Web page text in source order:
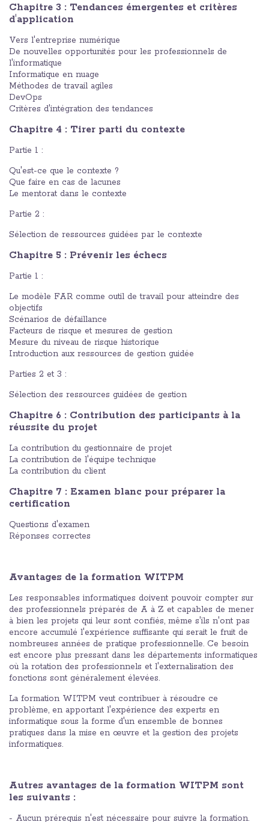
Chapitre 3 : Tendances émergentes et critères
d'application
Vers l'entreprise numérique
De nouvelles opportunités pour les professionnels de
l'informatique
Informatique en nuage
Méthodes de travail agiles
DevOps
Critères d'intégration des tendances
Chapitre 4 : Tirer parti du contexte
Partie 1 :
Qu'est-ce que le contexte ?
Que faire en cas de lacunes
Le mentorat dans le contexte
Partie 2 :
Sélection de ressources guidées par le contexte
Chapitre 5 : Prévenir les échecs
Partie 1 :
Le modèle FAR comme outil de travail pour atteindre des
objectifs
Scénarios de défaillance
Facteurs de risque et mesures de gestion
Mesure du niveau de risque historique
Introduction aux ressources de gestion guidée
Parties 2 et 3 :
Sélection des ressources guidées de gestion
Chapitre 6 : Contribution des participants à la
réussite du projet
La contribution du gestionnaire de projet
La contribution de l'équipe technique
La contribution du client
Chapitre 7 : Examen blanc pour préparer la
certification
Questions d'examen
Réponses correctes
Avantages de la formation WITPM
Les responsables informatiques doivent pouvoir compter sur
des professionnels préparés de A à Z et capables de mener
à bien les projets qui leur sont confiés, même s'ils n'ont pas
encore accumulé l'expérience suffisante qui serait le fruit de
nombreuses années de pratique professionnelle. Ce besoin
est encore plus pressant dans les départements informatiques
où la rotation des professionnels et l'externalisation des
fonctions sont généralement élevées.
La formation WITPM veut contribuer à résoudre ce
problème, en apportant l'expérience des experts en
informatique sous la forme d'un ensemble de bonnes
pratiques dans la mise en œuvre et la gestion des projets
informatiques.
Autres avantages de la formation WITPM sont
les suivants :
- Aucun prérequis n'est nécessaire pour suivre la formation.